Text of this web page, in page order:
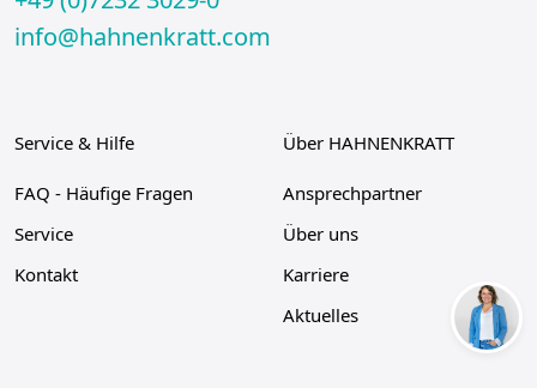
info@hahnenkratt.com
Service & Hilfe
FAQ - Häufige Fragen
Service
Kontakt
Über HAHNENKRATT
Ansprechpartner
Über uns
Karriere
Aktuelles